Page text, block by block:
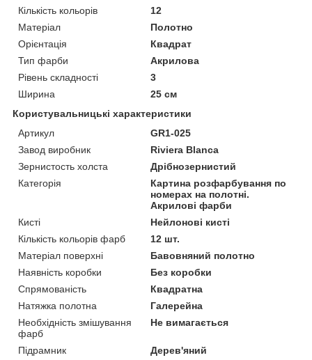
Кількість кольорів
12
Матеріал
Полотно
Орієнтація
Квадрат
Тип фарби
Акрилова
Рівень складності
3
Ширина
25 см
Користувальницькі характеристики
Артикул
GR1-025
Завод виробник
Riviera Blanca
Зернистость холста
Дрібнозернистий
Категорія
Картина розфарбування по
номерах на полотні.
Акрилові фарби
Кисті
Нейлонові кисті
Кількість кольорів фарб
12 шт.
Матеріал поверхні
Бавовняний полотно
Наявність коробки
Без коробки
Спрямованість
Квадратна
Натяжка полотна
Галерейна
Необхідність змішування
фарб
Не вимагається
Підрамник
Дерев'яний